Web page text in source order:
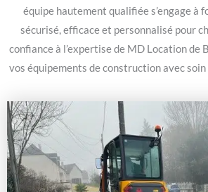
équipe hautement qualifiée s’engage à
sécurisé, efficace et personnalisé pour
confiance à l’expertise de MD Location de
vos équipements de construction avec